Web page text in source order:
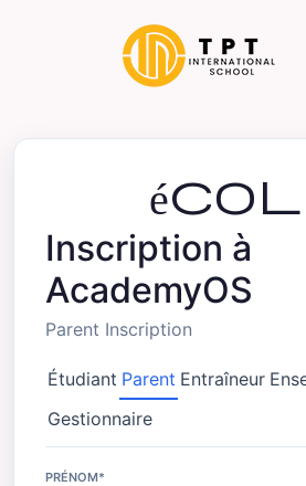
Inscription à
AcademyOS
Parent Inscription
Étudiant Parent Entraîneur
Gestionnaire
PRÉNOM*